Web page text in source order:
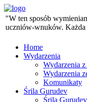
"W ten sposób
uczniów-wnuków. Każda
Home
Wydarzenia
Wydarzenia
Wydarzenia
Komunikaty
Śrila Gurudev
Śrila Gurudev